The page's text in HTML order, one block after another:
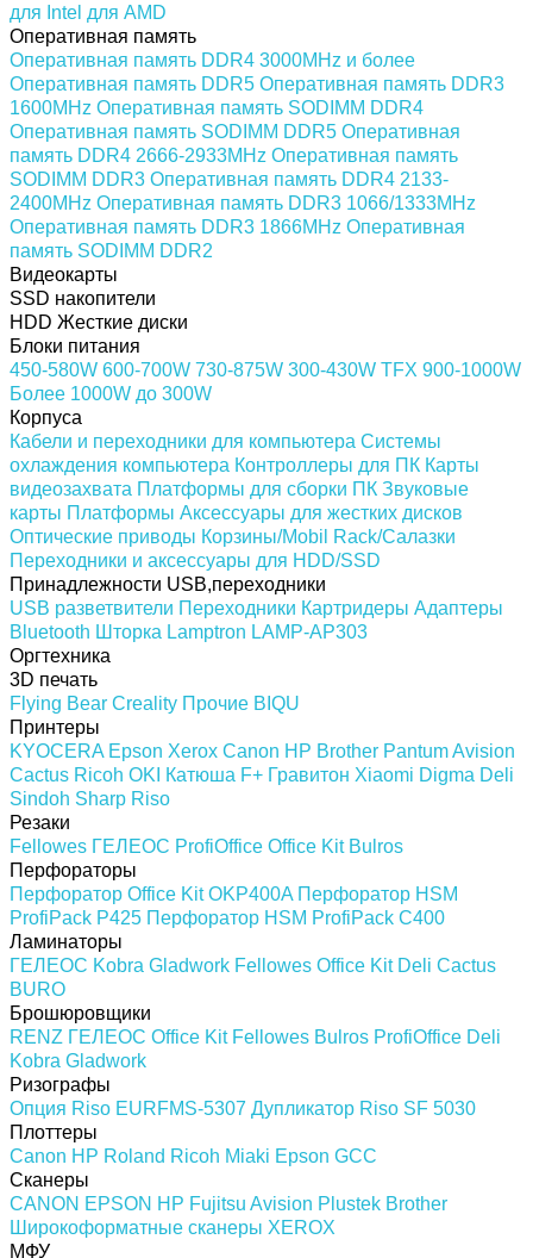
для Intel для AMD
Оперативная память
Оперативная память DDR4 3000MHz и более
Оперативная память DDR5 Оперативная память DDR3
1600MHz Оперативная память SODIMM DDR4
Оперативная память SODIMM DDR5 Оперативная
память DDR4 2666-2933MHz Оперативная память
SODIMM DDR3 Оперативная память DDR4 2133-
2400MHz Оперативная память DDR3 1066/1333MHz
Оперативная память DDR3 1866MHz Оперативная
память SODIMM DDR2
Видеокарты
SSD накопители
HDD Жесткие диски
Блоки питания
450-580W 600-700W 730-875W 300-430W TFX 900-1000W
Более 1000W до 300W
Корпуса
Кабели и переходники для компьютера Системы
охлаждения компьютера Контроллеры для ПК Карты
видеозахвата Платформы для сборки ПК Звуковые
карты Платформы Аксессуары для жестких дисков
Оптические приводы Корзины/Mobil Rack/Салазки
Переходники и аксессуары для HDD/SSD
Принадлежности USB,переходники
USB разветвители Переходники Картридеры Адаптеры
Bluetooth Шторка Lamptron LAMP-AP303
Оргтехника
3D печать
Flying Bear Creality Прочие BIQU
Принтеры
KYOCERA Epson Xerox Canon HP Brother PantumAvision
Cactus Ricoh OKI Катюша F+ Гравитон Xiaomi Digma Deli
Sindoh Sharp Riso
Резаки
Fellowes ГЕЛЕОС ProfiOffice Office Kit Bulros
Перфораторы
Перфоратор Office Kit OKP400A Перфоратор HSM
ProfiPack P425 Перфоратор HSM ProfiPack C400
Ламинаторы
ГЕЛЕОС Kobra Gladwork Fellowes Office Kit Deli Cactus
BURO
Брошюровщики
RENZ ГЕЛЕОС Office Kit Fellowes Bulros ProfiOffice Deli
Kobra Gladwork
Ризографы
Опция Riso EURFMS-5307 Дупликатор Riso SF 5030
Плоттеры
Canon HP Roland Ricoh Miaki Epson GCC
Сканеры
CANON EPSON HP Fujitsu Avision Plustek Brother
Широкоформатные сканеры XEROX
МФУ